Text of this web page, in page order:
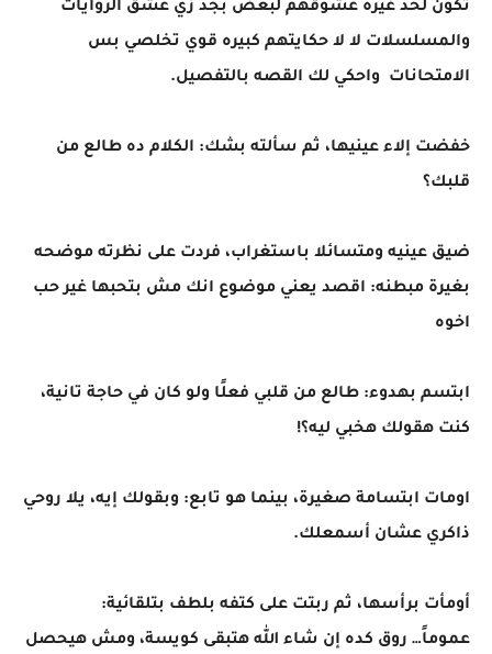
تكون لحد غيرة عشوقهم لبعض بجد زي عشق الروايات
والمسلسلات لا لا حكايتهم كبيره قوي تخلصي بس
الامتحانات واحكي لك القصه بالتفصيل.
خفضت إلاء عينيها، ثم سألته بشك: الكلام ده طالع من
قلبك؟
ضيق عينيه ومتسائلا باستغراب، فردت على نظرته موضحه
بغيرة مبطنه: اقصد يعني موضوع انك مش بتحبها غير حب
اخوه
ابتسم بهدوء: طالع من قلبي فعلًا ولو كان في حاجة تانية،
كنت هقولك هخبي ليه؟!
اومات ابتسامة صغيرة، بينما هو تابع: وبقولك إيه، يلا روحي
ذاكري عشان أسمعلك.
أومأت برأسها، ثم ربتت على كتفه بلطف بتلقائية:
عموماً… روق كده إن شاء الله هتبقى كويسة، ومش هيحصل